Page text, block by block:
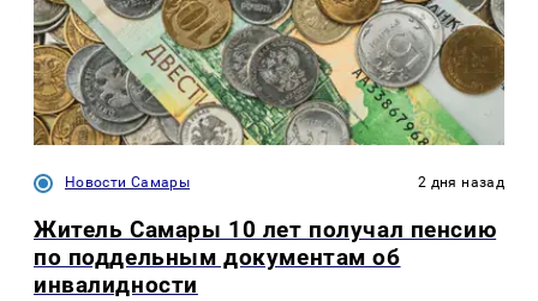
Новости Самары 2 дня назад
Житель Самары 10 лет получал пенсию
по поддельным документам об
инвалидности